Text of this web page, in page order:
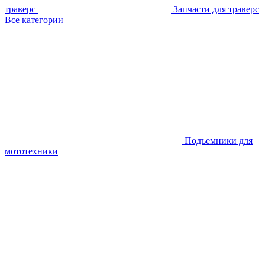
траверс
Запчасти для траверс
Все категории
Подъемники для
мототехники